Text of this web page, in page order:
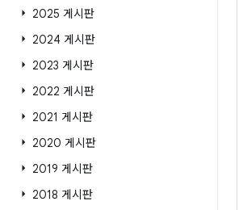
2025 게시판
2024 게시판
2023 게시판
2022 게시판
2021 게시판
2020 게시판
2019 게시판
2018 게시판